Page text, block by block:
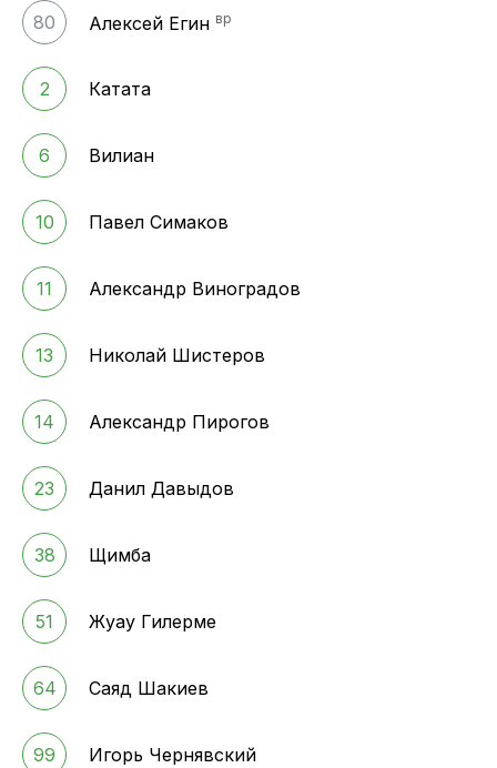
80 Алексей Егин вр
2 Катата
6 Вилиан
10 Павел Симаков
11 Александр Виноградов
13 Николай Шистеров
14 Александр Пирогов
23 Данил Давыдов
38 Щимба
51 Жуау Гилерме
64 Саяд Шакиев
99 Игорь Чернявский